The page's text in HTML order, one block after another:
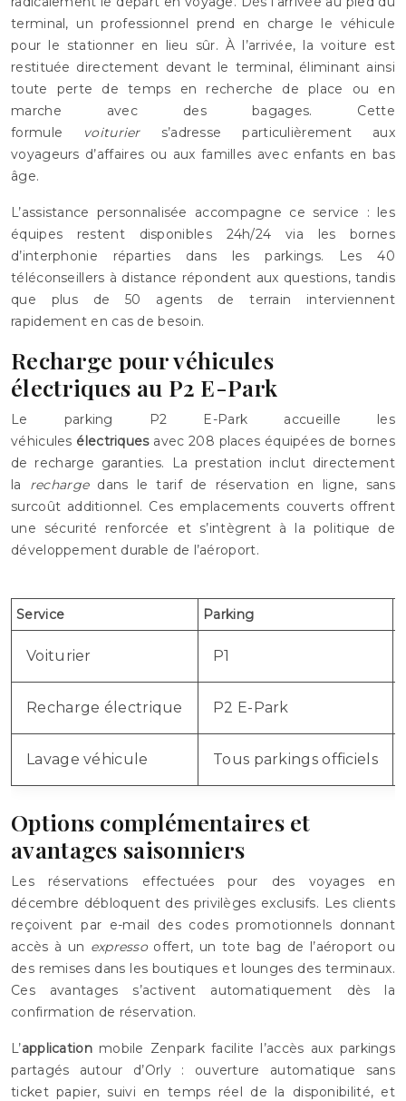
terminal, un professionnel prend en charge le véhicule
pour le stationner en lieu sûr. À l’arrivée, la voiture est
restituée directement devant le terminal, éliminant ainsi
toute perte de temps en recherche de place ou en
marche avec des bagages. Cette
formule
voituriers’adresse particulièrement aux
voyageurs d’affaires ou aux familles avec enfants en bas
âge.
L’assistance personnalisée accompagne ce service : les
équipes restent disponibles 24h/24 via les bornes
d’interphonie réparties dans les parkings. Les 40
téléconseillers à distance répondent aux questions, tandis
que plus de 50 agents de terrain interviennent
rapidement en cas de besoin.
Recharge pour véhicules
électriques au P2 E-Park
Le parking P2 E-Park accueille les
véhicules électriquesavec 208 places équipées de bornes
de recharge garanties. La prestation inclut directement
la rechargedans le tarif de réservation en ligne, sans
surcoût additionnel. Ces emplacements couverts offrent
une sécurité renforcée et s’intègrent à la politique de
développement durable de l’aéroport.
Service Parking
Voiturier P1
Recharge électrique P2 E-Park
Lavage véhicule Tous parkings officiels
Options complémentaires et
avantages saisonniers
Les réservations effectuées pour des voyages en
décembre débloquent des privilèges exclusifs. Les clients
reçoivent par e-mail des codes promotionnels donnant
accès à un expressooffert, un tote bag de l’aéroport ou
des remises dans les boutiques et lounges des terminaux.
Ces avantages s’activent automatiquement dès la
confirmation de réservation.
L’applicationmobile Zenpark facilite l’accès aux parkings
partagés autour d’Orly : ouverture automatique sans
ticket papier, suivi en temps réel de la disponibilité, et